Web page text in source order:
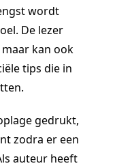
wordt
De lezer
kan ook
tips die in
gedrukt,
zodra er een
auteur heeft